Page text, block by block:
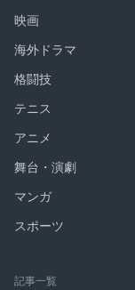
映画
海外ドラマ
格闘技
テニス
アニメ
舞台・演劇
マンガ
スポーツ
記事一覧